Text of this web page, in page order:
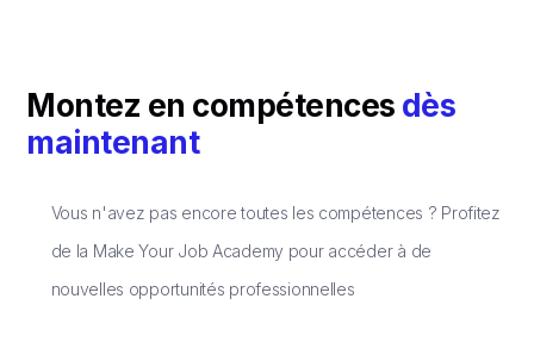
Montez en compétences dès
maintenant
Vous n'avez pas encore toutes les compétences ? Profitez
de la Make Your Job Academy pour accéder à de
nouvelles opportunités professionnelles